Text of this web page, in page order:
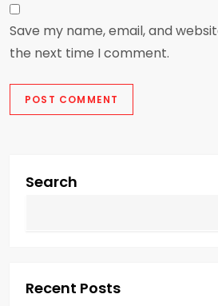
Save my name, email, and
the next time I comment.
Search
Recent Posts